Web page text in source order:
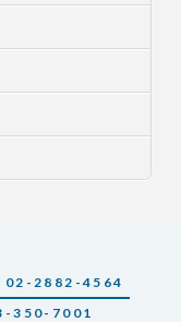
| 02-2882-4564
350-7001